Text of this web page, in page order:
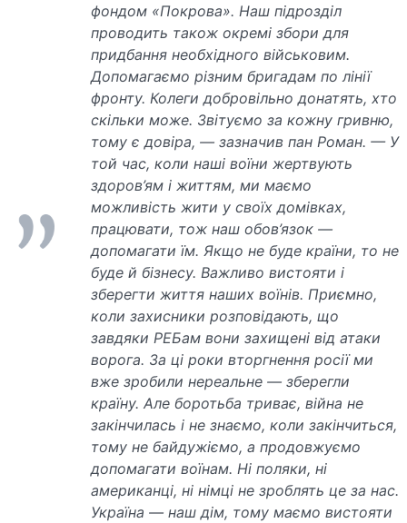
фондом «Покрова». Наш підрозділ
проводить також окремі збори для
придбання необхідного військовим.
Допомагаємо різним бригадам по лінії
фронту. Колеги добровільно донатять, хто
скільки може. Звітуємо за кожну гривню,
тому є довіра, — зазначив пан Роман. — У
той час, коли наші воїни жертвують
здоров’ям і життям, ми маємо
можливість жити у своїх домівках,
працювати, тож наш обов’язок —
допомагати їм. Якщо не буде країни, то не
буде й бізнесу. Важливо вистояти і
зберегти життя наших воїнів. Приємно,
коли захисники розповідають, що
завдяки РЕБам вони захищені від атаки
ворога. За ці роки вторгнення росії ми
вже зробили нереальне — зберегли
країну. Але боротьба триває, війна не
закінчилась і не знаємо, коли закінчиться,
тому не байдужіємо, а продовжуємо
допомагати воїнам. Ні поляки, ні
американці, ні німці не зроблять це за нас.
Україна — наш дім, тому маємо вистояти